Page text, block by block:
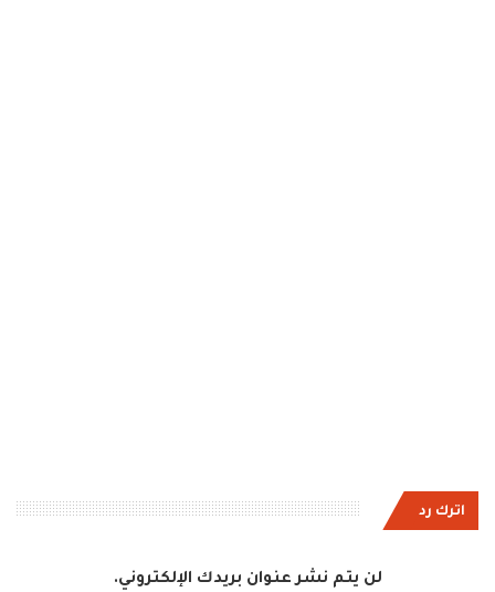
اترك رد
لن يتم نشر عنوان بريدك الإلكتروني.